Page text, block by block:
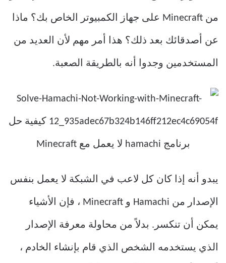
من Minecraft على جهاز الكمبيوتر الخاص بك؟ ماذا
عن أصدقائك بعد ذلك؟ هذا أمر مهم لأن العديد من
المستخدمين وجدوا أنه بالطريقة الصعبة.
يبدو أنه إذا كان كل لاعب في الشبكة لا يعمل بنفس
الإصدار من Hamachi و Minecraft ، فإن الأشياء
يمكن أن تنكسر. بدلاً من محاولة معرفة الإصدار
الذي يستخدمه الشخص الذي قام بإنشاء الخادم ،